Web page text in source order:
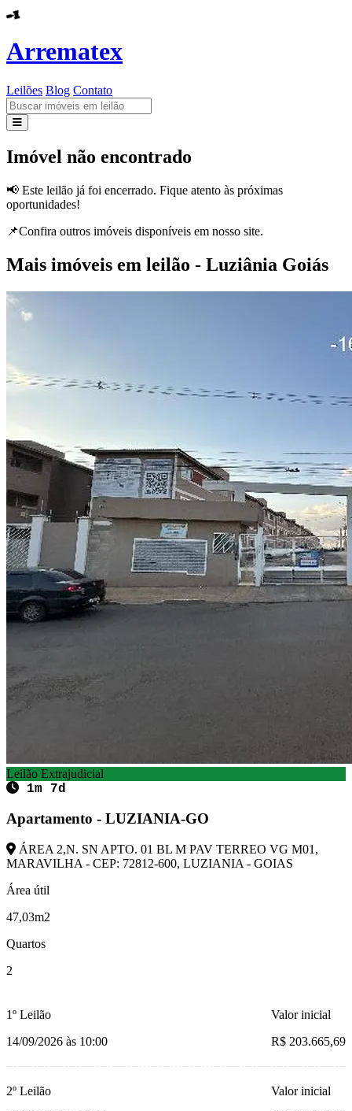
Arrematex
Leilões Blog Contato
Leilões
Imóvel não encontrado
📢 Este leilão já foi encerrado. Fique atento às próximas
oportunidades!
📌Confira outros imóveis disponíveis em nosso site.
Mais imóveis em leilão - Luziânia Goiás
Leilão Extrajudicial
1m 7d
Apartamento - LUZIANIA-GO
ÁREA 2,N. SN APTO. 01 BL M PAV TERREO VG M01,
MARAVILHA - CEP: 72812-600, LUZIANIA - GOIAS
Área útil
47,03m2
Quartos
2
1º Leilão
14/09/2026 às 10:00
Valor inicial
R$ 203.665,69
2º Leilão
Valor inicial